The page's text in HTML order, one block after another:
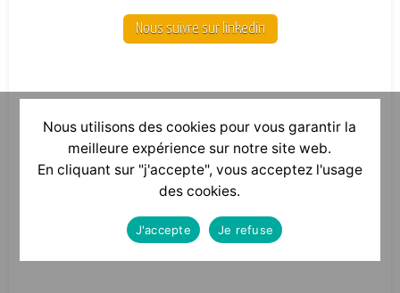
Nous suivre sur linkedin
Nous utilisons des cookies pour vous garantir la
meilleure expérience sur notre site web.
En cliquant sur "j'accepte", vous acceptez l'usage
des cookies.
J'accepte Je refuse